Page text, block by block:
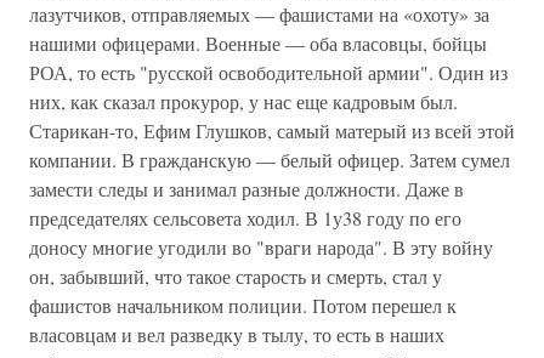
лазутчиков, отправляемых — фашистами на «охоту» за
нашими офицерами. Военные — оба власовцы, бойцы
РОА, то есть "русской освободительной армии". Один из
них, как сказал прокурор, у нас еще кадровым был.
Старикан-то, Ефим Глушков, самый матерый из всей этой
компании. В гражданскую — белый офицер. Затем сумел
замести следы и занимал разные должности. Даже в
председателях сельсовета ходил. В 1у38 году по его
доносу многие угодили во "враги народа". В эту войну
он, забывший, что такое старость и смерть, стал у
фашистов начальником полиции. Потом перешел к
власовцам и вел разведку в тылу, то есть в наших